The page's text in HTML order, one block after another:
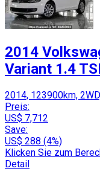
2014
Variant 1.4
2014, 123900km,
Preis:
US$ 7,712
Save:
US$ 288 (4%)
Klicken Sie zum
Detail